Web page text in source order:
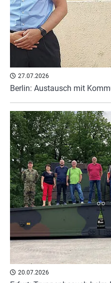
27.07.2026
Berlin: Austausch mit
20.07.2026